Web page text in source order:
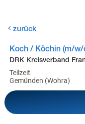
zurück
Koch / Köchin (m/w/
DRK Kreisverband
Teilzeit
Gemünden (Wohra)